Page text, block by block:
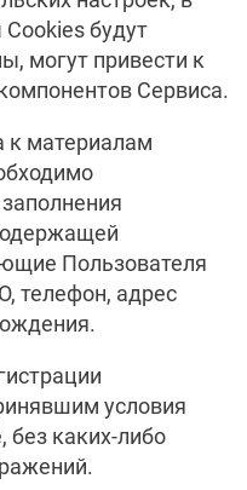
будут
могут привести к
Сервиса.
к материалам
Пользователя
телефон, адрес
условия
каких-либо